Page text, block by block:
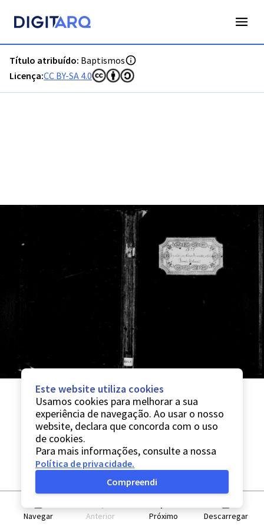
Título atribuído: Baptismos
Licença:CC BY-SA 4.0
Navegar Anterior Próximo Descarregar
Este website utiliza cookies
Usamos cookies para melhorar a sua
experiência de navegação. Ao usar o nosso
website, declara que concorda com o uso
de cookies.
Para mais informações, consulte a nossa
Política de privacidade.
Compreendi